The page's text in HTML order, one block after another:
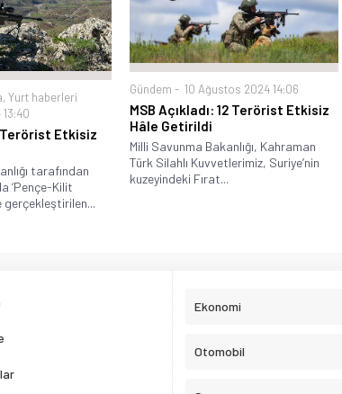
, Yurt haberleri
Etkisiz
tarafından
‘Pençe-Kilit
Gündem 10 Ağustos 2024 14:06
MSB Açıkladı: 12 Terörist Etkisiz
Hâle Getirildi
Milli Savunma Bakanlığı, Kahraman
Türk Silahlı Kuvvetlerimiz, Suriye’nin
kuzeyindeki Fırat...
Ekonomi
Otomobil